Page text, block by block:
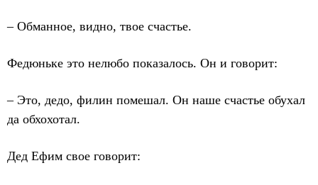
– Обманное, видно, твое счастье.
Федюньке это нелюбо показалось. Он и говорит:
– Это, дедо, филин помешал. Он наше счастье обухал
да обхохотал.
Дед Ефим свое говорит: